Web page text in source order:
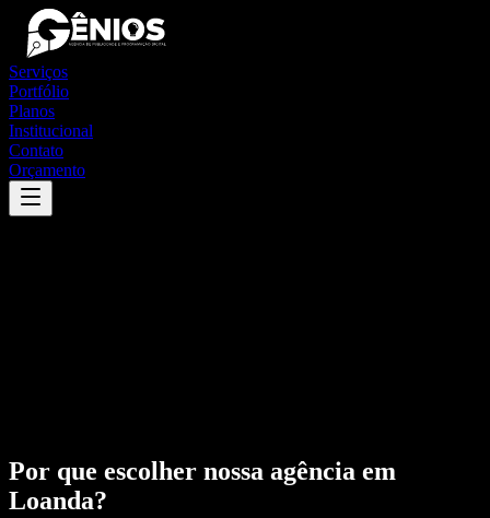
Serviços
Portfólio
Planos
Institucional
Contato
Orçamento
Por que escolher nossa agência em
Loanda?